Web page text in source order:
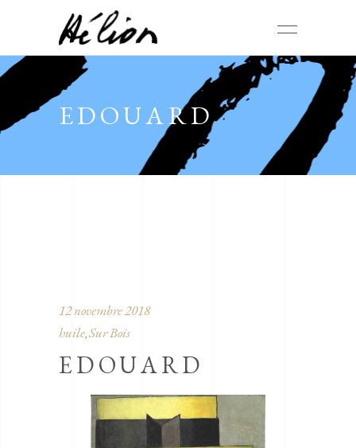
EDOUARD
12 novembre 2018
huile, Sur Bois
EDOUARD